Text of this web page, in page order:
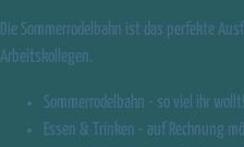
Die Sommerrodelbahn ist das perfekte
Arbeitskollegen.
Sommerrodelbahn - so viel ihr wollt!
Essen & Trinken - auf Rechnung